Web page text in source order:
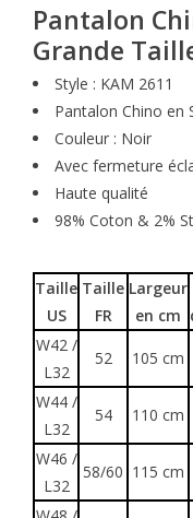
Pantalon
Grande
Style : KAM 2611
Pantalon Chino en
Couleur : Noir
Avec fermeture
Haute qualité
98% Coton & 2%
Taille
US
Taille
FR
Largeur
en cm
W42 /
L32
52 105 cm
W44 /
L32
54 110 cm
W46 /
L32
58/60 115 cm